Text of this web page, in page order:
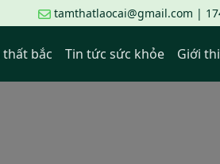
tamthatlaocai@gmail.com |
thất bắc Tin tức sức khỏe Giới